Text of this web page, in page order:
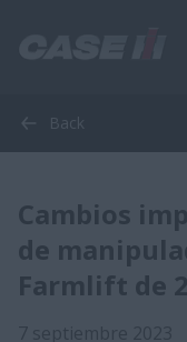
Back
Cambios
de
Farmlift de